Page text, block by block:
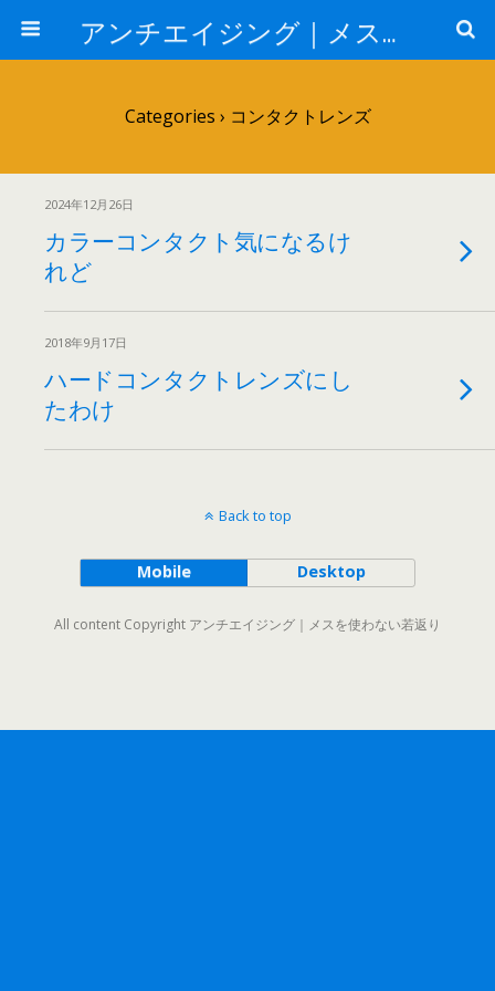
アンチエイジング｜メスを使わない若返り
Categories › コンタクトレンズ
2024年12月26日
カラーコンタクト気になるけ
れど
2018年9月17日
ハードコンタクトレンズにし
たわけ
Back to top
Mobile Desktop
All content Copyright アンチエイジング｜メスを使わない若返り